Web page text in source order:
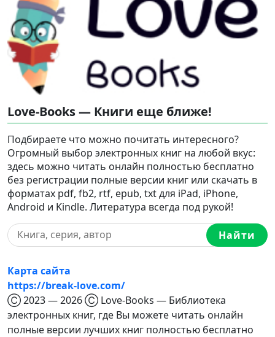
Love-Books — Книги еще ближе!
Подбираете что можно почитать интересного?
Огромный выбор электронных книг на любой вкус:
здесь можно читать онлайн полностью бесплатно
без регистрации полные версии книг или скачать в
форматах pdf, fb2, rtf, epub, txt для iPad, iPhone,
Android и Kindle. Литература всегда под рукой!
Найти
Карта сайта
https://break-love.com/
Ⓒ 2023 — 2026 Ⓒ Love-Books — Библиотека
электронных книг, где Вы можете читать онлайн
полные версии лучших книг полностью бесплатно